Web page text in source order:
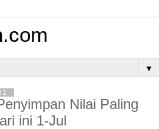
▼
Nilai Paling
ini 1-Jul